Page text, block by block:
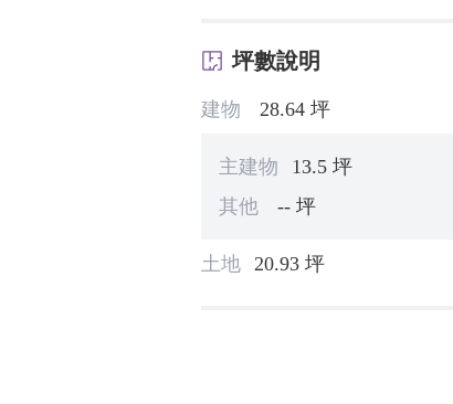
坪數說明
建物 28.64 坪
主建物 13.5 坪
其他
-- 坪
土地 20.93 坪